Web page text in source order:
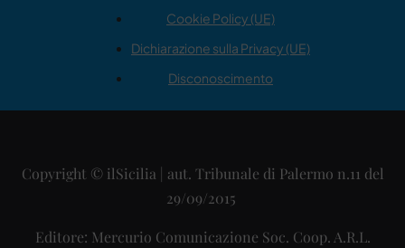
Cookie Policy (UE)
Dichiarazione sulla Privacy (UE)
Disconoscimento
Copyright © ilSicilia | aut. Tribunale di Palermo n.11 del
29/09/2015
Editore: Mercurio Comunicazione Soc. Coop. A.R.L.